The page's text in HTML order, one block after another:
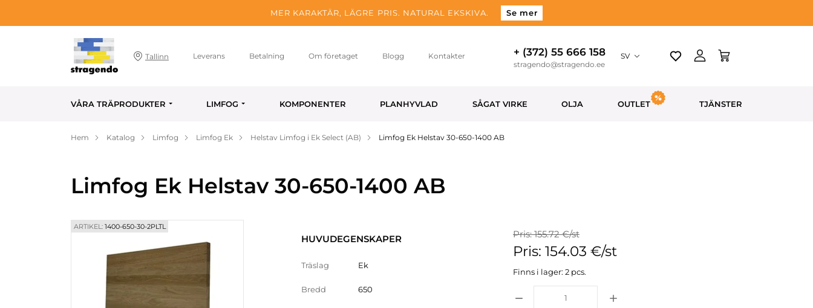
MER KARAKTÄR, LÄGRE PRIS. NATURAL EKSKIVA. Se mer
Tallinn Leverans Betalning Om företaget Blogg Kontakter + (372) 55 666 158
stragendo@stragendo.ee
SV
VÅRA TRÄPRODUKTER LIMFOG KOMPONENTER PLANHYVLAD SÅGAT VIRKE OLJA OUTLET TJÄNSTER
Hem Katalog Limfog Limfog Ek Helstav Limfog i Ek Select (AB) Limfog Ek Helstav 30-650-1400 AB
Limfog Ek Helstav 30-650-1400 AB
ARTIKEL: 1400-650-30-2PLTL
HUVUDEGENSKAPER
Träslag Ek
Bredd 650
Pris: 155.72 €/st
Pris: 154.03 €/st
Finns i lager: 2 pcs.